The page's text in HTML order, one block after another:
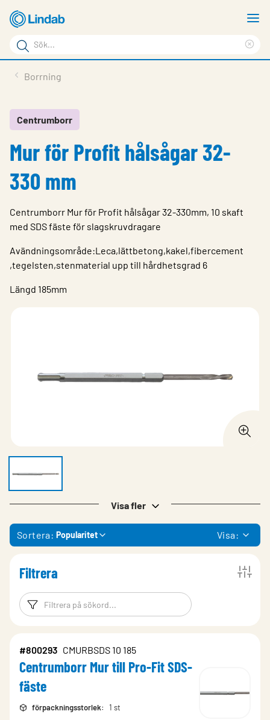
Hoppa
till
huvudinnehållet
Sökord
Sök
på
Service & Support
Hållbarhet
Choose languge
Sweden
Borrning
Centrumborr
Mur för Profit hålsågar 32-
330 mm
Centrumborr Mur för Profit hålsågar 32-330mm, 10 skaft
med SDS fäste för slagskruvdragare
Avändningsområde:Leca,lättbetong,kakel,fibercement
,tegelsten,stenmaterial upp till hårdhetsgrad 6
Längd 185mm
Visa fler
Sortera: Popularitet Visa:
Filtrera
Filtreringsord Filtrera
#800293 CMURBSDS 10 185
Centrumborr Mur till Pro-Fit SDS-
fäste
förpackningsstorlek:
1 st